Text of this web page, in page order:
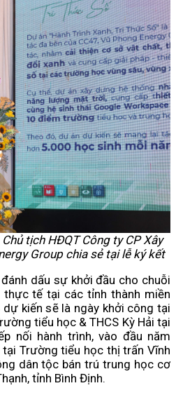
tịch HĐQT Công ty CP Xây
Group chia sẻ tại lễ ký kết
dấu sự khởi đầu cho chuỗi
tế tại các tỉnh thành miền
kiến sẽ là ngày khởi công tại
tiểu học & THCS Kỳ Hải tại
nối hành trình, vào đầu năm
Trường tiểu học thị trấn Vĩnh
dân tộc bán trú trung học cơ
tỉnh Bình Định.